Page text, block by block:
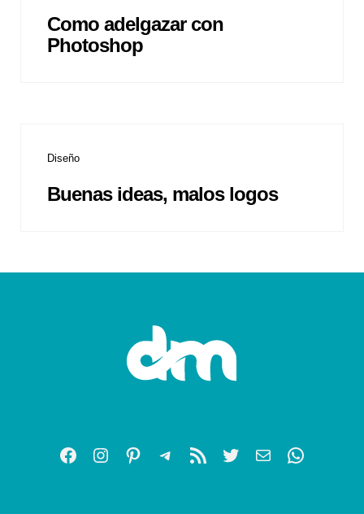
Como adelgazar con
Photoshop
Diseño
Buenas ideas, malos logos